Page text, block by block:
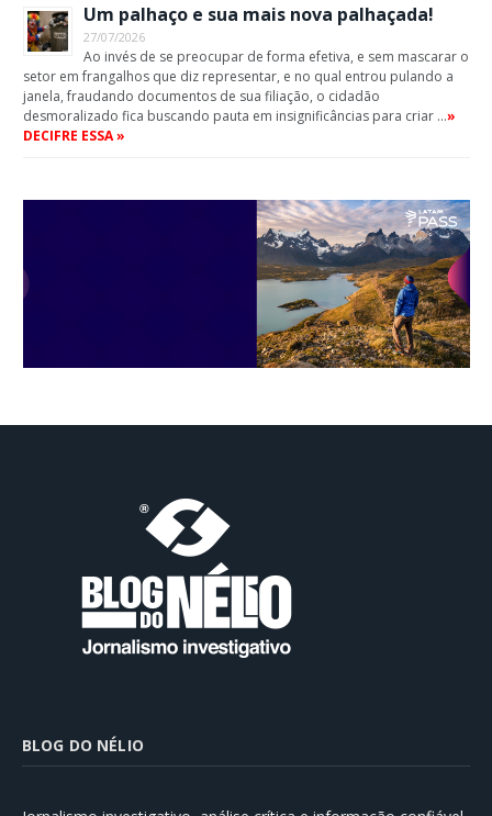
Um palhaço e sua mais nova palhaçada!
27/07/2026
Ao invés de se preocupar de forma efetiva, e sem mascarar o
setor em frangalhos que diz representar, e no qual entrou pulando a
janela, fraudando documentos de sua filiação, o cidadão
desmoralizado fica buscando pauta em insignificâncias para criar …»
DECIFRE ESSA »
BLOG DO NÉLIO